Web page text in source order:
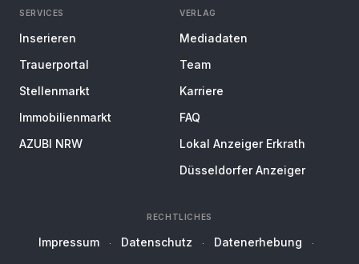
SERVICES
Inserieren
Trauerportal
Stellenmarkt
Immobilienmarkt
AZUBI NRW
VERLAG
Mediadaten
Team
Karriere
FAQ
Lokal Anzeiger Erkrath
Düsseldorfer Anzeiger
RECHTLICHES
Impressum Datenschutz
Datenerhebung